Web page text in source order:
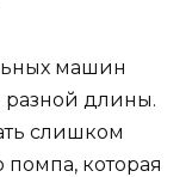
машин
длины.
слишком
которая